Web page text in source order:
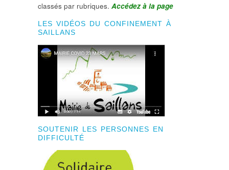
classés par rubriques. Accédez à la page
LES VIDÉOS DU CONFINEMENT À
SAILLANS
SOUTENIR LES PERSONNES EN
DIFFICULTÉ